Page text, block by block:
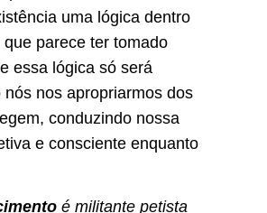
uma lógica dentro
parece ter tomado
essa lógica só será
nos apropriarmos dos
conduzindo nossa
e consciente enquanto
é militante petista